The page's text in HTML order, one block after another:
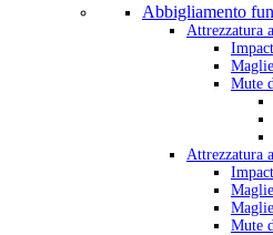
Abbigliamento
Attrezzatura
Mute
Attrezzatura
Mute